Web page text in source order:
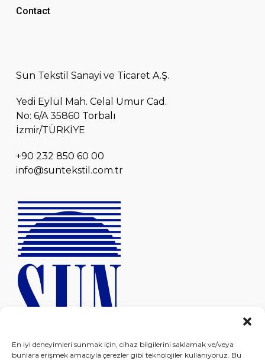
En iyi deneyimleri sunmak için, cihaz bilgilerini saklamak ve/veya
bunlara erişmek amacıyla çerezler gibi teknolojiler kullanıyoruz. Bu
Contact
Sun Tekstil Sanayi ve Ticaret A.Ş.
Yedi Eylül Mah. Celal Umur Cad.
No: 6/A 35860 Torbalı
İzmir/TÜRKİYE
+90 232 850 60 00
info@suntekstil.com.tr